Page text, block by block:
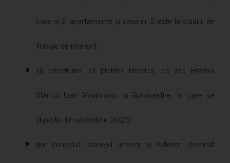
case și 2 apartamente și casa nr 8 este la stadiul de
finisaje de interior);
să construim, să pictăm biserica, ce are Hramul
Sfântul Ioan Maximovici și Bunavestire, în care se
slujește din noiembrie 2025;
am construit manejul interior și exterior, destinat